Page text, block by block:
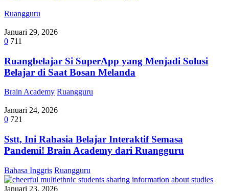
Ruangguru
Januari 29, 2026
0 711
Ruangbelajar Si SuperApp yang Menjadi Solusi
Belajar di Saat Bosan Melanda
Brain Academy Ruangguru
Januari 24, 2026
0 721
Sstt, Ini Rahasia Belajar Interaktif Semasa
Pandemi! Brain Academy dari Ruangguru
Bahasa Inggris Ruangguru
Januari 23, 2026